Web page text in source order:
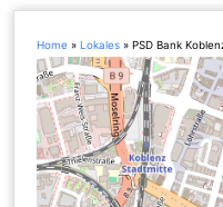
Home »Lokales »PSD Bank